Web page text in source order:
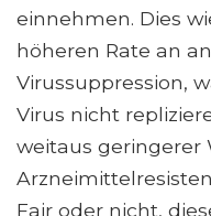
einnehmen. Dies
höheren Rate an
Virussuppression,
Virus nicht
weitaus geringerer
Fair oder nicht,